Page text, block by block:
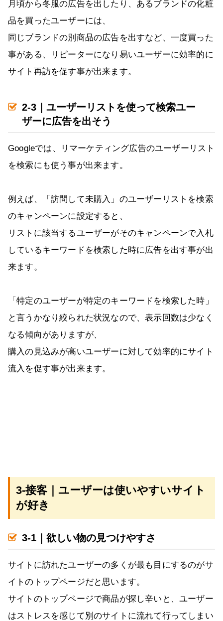
月頃から冬服の広告を出したり、あるブランドの化粧
品を買ったユーザーには、
同じブランドの別商品の広告を出すなど、一度買った
事がある、リピーターになり易いユーザーに効率的に
サイト再訪を促す事が出来ます。
2-3｜ユーザーリストを使って検索ユー
ザーに広告を出そう
Googleでは、リマーケティング広告のユーザーリスト
を検索にも使う事が出来ます。
例えば、「訪問して未購入」のユーザーリストを検索
のキャンペーンに設定すると、
リストに該当するユーザーがそのキャンペーンで入札
しているキーワードを検索した時に広告を出す事が出
来ます。
「特定のユーザーが特定のキーワードを検索した時」
と言うかなり絞られた状況なので、表示回数は少なく
なる傾向がありますが、
購入の見込みが高いユーザーに対して効率的にサイト
流入を促す事が出来ます。
3-接客｜ユーザーは使いやすいサイト
が好き
3-1｜欲しい物の見つけやすさ
サイトに訪れたユーザーの多くが最も目にするのがサ
イトのトップページだと思います。
サイトのトップページで商品が探し辛いと、ユーザー
はストレスを感じて別のサイトに流れて行ってしまい